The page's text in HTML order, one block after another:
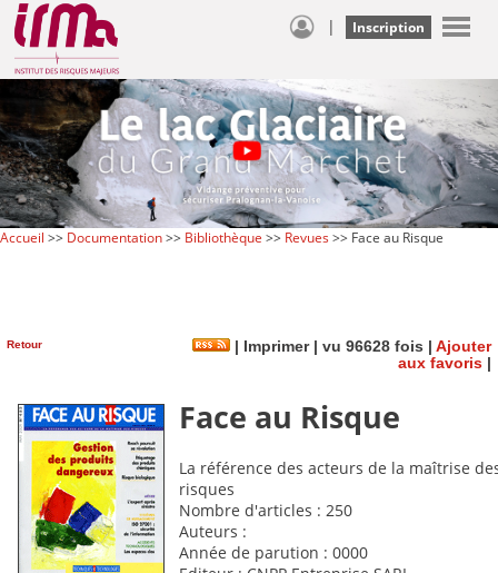
| Inscription
Accueil >> Documentation>> Bibliothèque >> Revues>> Face au Risque
Retour | Imprimer| vu 96628 fois | Ajouter
aux favoris |
Face au Risque
La référence des acteurs de la maîtrise
risques
Nombre d'articles : 250
Auteurs :
Année de parution : 0000